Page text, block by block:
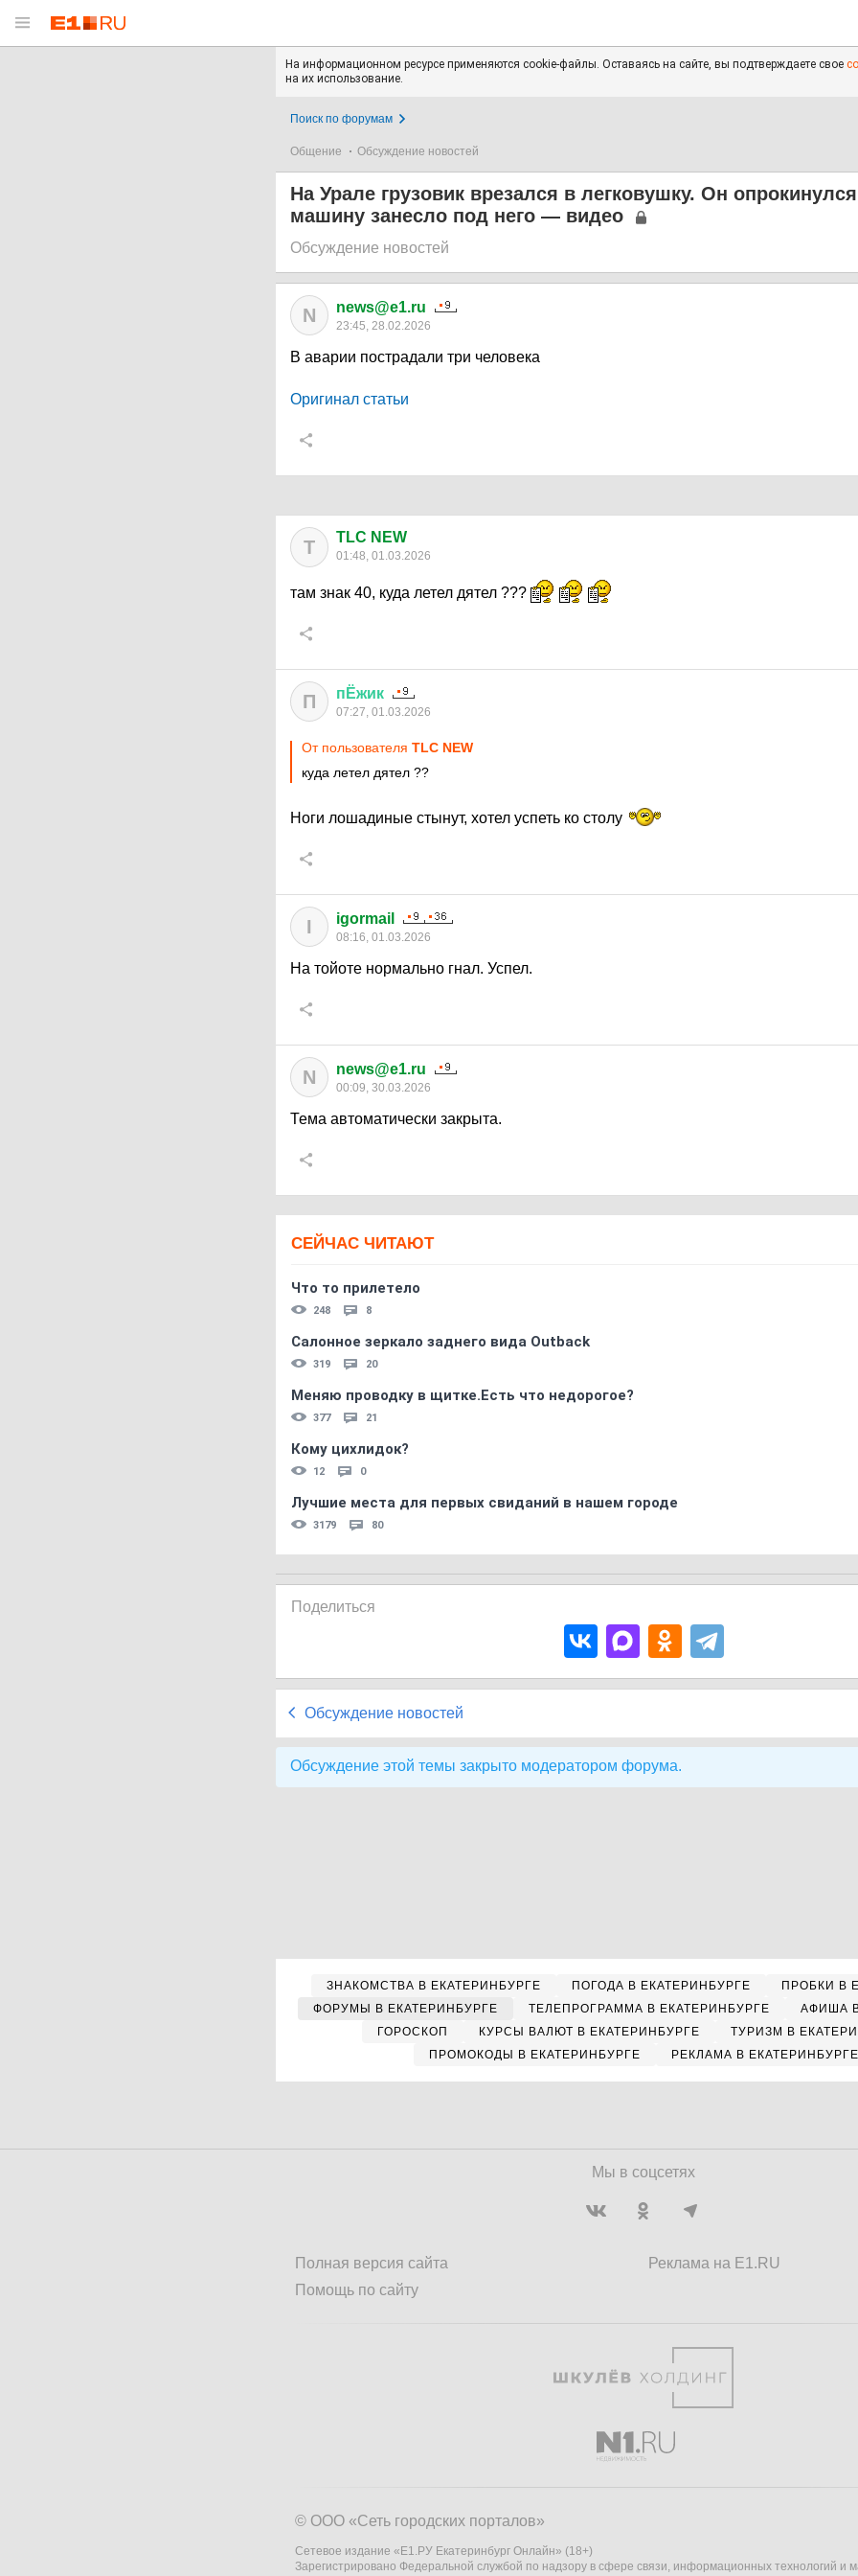
На информационном ресурсе применяются cookie-файлы. Оставаясь на сайте, вы подтверждаете свое
на их использование.
Поиск по форумам
Общение Обсуждение новостей
На Урале грузовик врезался в легковушку. Он
машину занесло под него — видео
Обсуждение новостей
N news@e1.ru
23:45, 28.02.2026
В аварии пострадали три человека
Оригинал статьи
T TLC NEW
01:48, 01.03.2026
там знак 40, куда летел дятел ???
П пЁжик
07:27, 01.03.2026
От пользователя TLC NEW
куда летел дятел ??
Ноги лошадиные стынут, хотел успеть ко столу
I igormail
08:16, 01.03.2026
На тойоте нормально гнал. Успел.
N news@e1.ru
00:09, 30.03.2026
Тема автоматически закрыта.
СЕЙЧАС ЧИТАЮТ
Что то прилетело
248 8
Салонное зеркало заднего вида Outback
319 20
Меняю проводку в щитке.Есть что недорогое?
377 21
Кому цихлидок?
12 0
Лучшие места для первых свиданий в нашем городе
3179 80
Поделиться
Обсуждение новостей
Обсуждение этой темы закрыто модератором форума.
ЗНАКОМСТВА В ЕКАТЕРИНБУРГЕ ПОГОДА В ЕКАТЕРИНБУРГЕ
ПРОБКИ В
ФОРУМЫ В ЕКАТЕРИНБУРГЕ
ТЕЛЕПРОГРАММА В ЕКАТЕРИНБУРГЕ
АФИША
ГОРОСКОП
КУРСЫ ВАЛЮТ В ЕКАТЕРИНБУРГЕ
ТУРИЗМ В
ПРОМОКОДЫ В ЕКАТЕРИНБУРГЕ
РЕКЛАМА В ЕКАТЕРИНБУРГЕ
Мы в соцсетях
Полная версия сайта
Помощь по сайту
Реклама на E1.RU
© ООО «Сеть городских порталов»
Сетевое издание «Е1.РУ Екатеринбург Онлайн» (18+)
Зарегистрировано Федеральной службой по надзору в сфере связи, информационных технологий и